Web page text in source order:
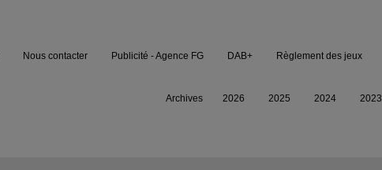
Nous contacter Publicité - Agence FG DAB+ Règlement des jeux
Archives 2026 2025 2024 2023